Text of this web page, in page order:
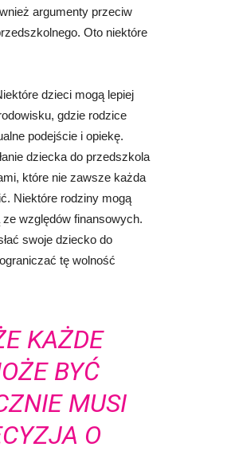
argumenty przeciw
Oto niektóre
dzieci mogą lepiej
gdzie rodzice
podejście i opiekę.
dziecka do przedszkola
które nie zawsze każda
Niektóre rodziny mogą
względów finansowych.
swoje dziecko do
tę wolność
KAŻDE
BYĆ
MUSI
O